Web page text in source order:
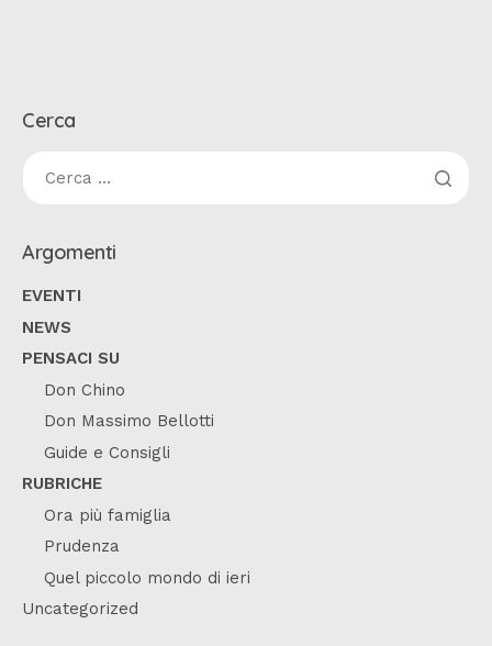
Cerca
Argomenti
EVENTI
NEWS
PENSACI SU
Don Chino
Don Massimo Bellotti
Guide e Consigli
RUBRICHE
Ora più famiglia
Prudenza
Quel piccolo mondo di ieri
Uncategorized